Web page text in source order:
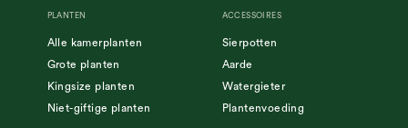
PLANTEN
Alle kamerplanten
Grote planten
Kingsize planten
Niet-giftige planten
ACCESSOIRES
Sierpotten
Aarde
Watergieter
Plantenvoeding